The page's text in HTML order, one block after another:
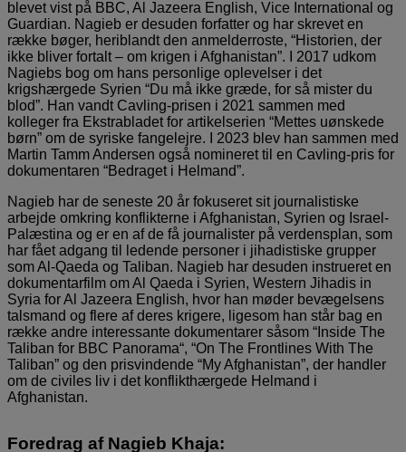
blevet vist på BBC, Al Jazeera English, Vice International og
Guardian. Nagieb er desuden forfatter og har skrevet en
række bøger, heriblandt den anmelderroste, “Historien, der
ikke bliver fortalt – om krigen i Afghanistan”. I 2017 udkom
Nagiebs bog om hans personlige oplevelser i det
krigshærgede Syrien “Du må ikke græde, for så mister du
blod”. Han vandt Cavling-prisen i 2021 sammen med
kolleger fra Ekstrabladet for artikelserien “Mettes uønskede
børn” om de syriske fangelejre. I 2023 blev han sammen med
Martin Tamm Andersen også nomineret til en Cavling-pris for
dokumentaren “Bedraget i Helmand”.
Nagieb har de seneste 20 år fokuseret sit journalistiske
arbejde omkring konflikterne i Afghanistan, Syrien og Israel-
Palæstina og er en af de få journalister på verdensplan, som
har fået adgang til ledende personer i jihadistiske grupper
som Al-Qaeda og Taliban. Nagieb har desuden instrueret en
dokumentarfilm om Al Qaeda i Syrien, Western Jihadis in
Syria for Al Jazeera English, hvor han møder bevægelsens
talsmand og flere af deres krigere, ligesom han står bag en
række andre interessante dokumentarer såsom “Inside The
Taliban for BBC Panorama“, “On The Frontlines With The
Taliban” og den prisvindende “My Afghanistan”, der handler
om de civiles liv i det konflikthærgede Helmand i
Afghanistan.
Foredrag af Nagieb Khaja: